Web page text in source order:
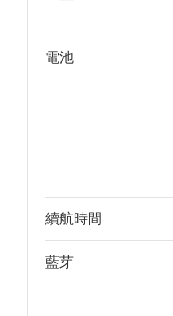
電池
續航時間
藍芽